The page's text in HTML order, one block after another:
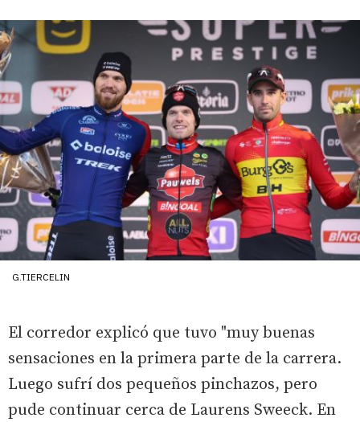
G.TIERCELIN
El corredor explicó que tuvo "muy buenas
sensaciones en la primera parte de la carrera.
Luego sufrí dos pequeños pinchazos, pero
pude continuar cerca de Laurens Sweeck. En